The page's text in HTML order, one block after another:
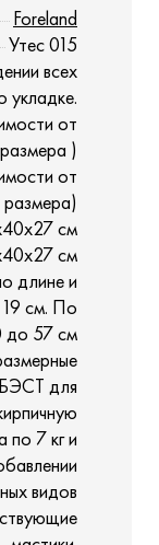
Foreland
Утес 015
всех
укладке.
от
размера )
от
размера)
см
см
длине и
см. По
до 57 см
для
по 7 кг и
видов